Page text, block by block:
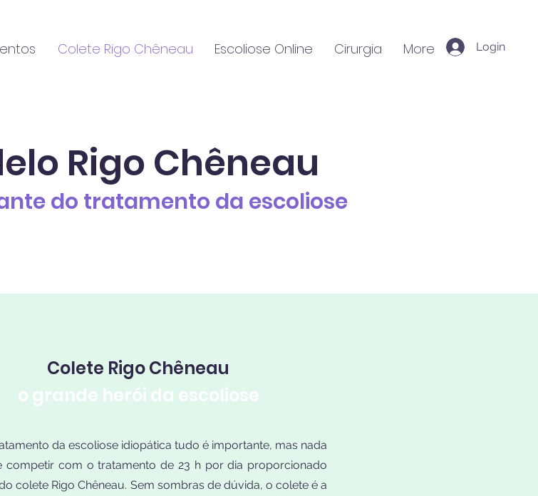
Login
Colete Rigo Chêneau Escoliose Online Cirurgia More
Rigo Chêneau
do tratamento da escoliose
Rigo Chêneau
o grande herói da escoliose
da escoliose idiopática tudo é importante, mas nada
competir com o tratamento de 23 h por dia proporcionado
colete Rigo Chêneau. Sem sombras de dúvida, o colete é a